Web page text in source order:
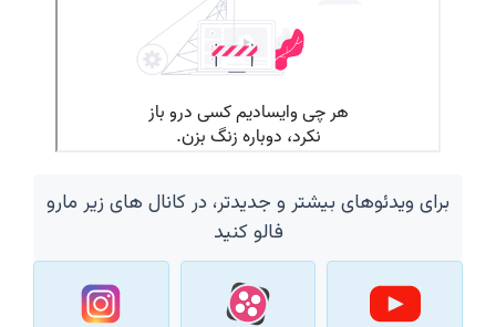
برای ویدئوهای بیشتر و جدیدتر، در کانال های زیر مارو
فالو کنید